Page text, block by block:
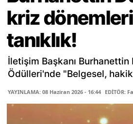
kriz
tanıklık!
İletişim Başkanı Burhanettin
Ödülleri'nde "Belgesel,
YAYINLAMA: 08 Haziran 2026 - 16:44 EDİTÖR: